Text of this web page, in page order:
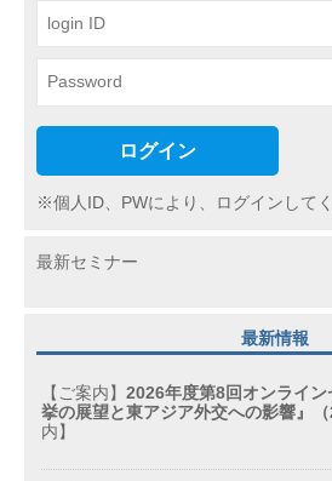
ログイン
※個人ID、PWにより、ログインして
最新セミナー
最新情報
【ご案内】 2026年度第8回オンライ
挙の展望と東アジア外交への影響』（
内】